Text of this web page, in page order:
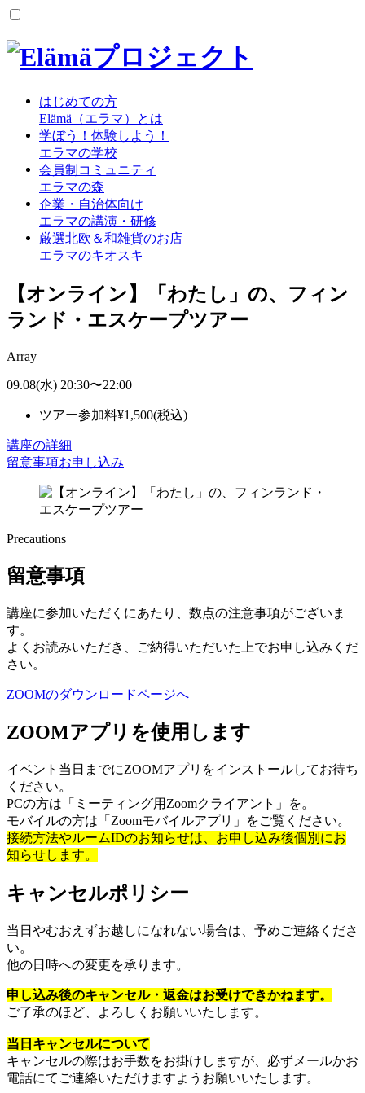
はじめての方
Elämä（エラマ）とは
学ぼう！体験しよう！
エラマの学校
会員制コミュニティ
エラマの森
企業・自治体向け
エラマの講演・研修
厳選北欧＆和雑貨のお店
エラマのキオスキ
【オンライン】「わたし」の、フィン
ランド・エスケープツアー
Array
09.08(水) 20:30〜22:00
ツアー参加料¥1,500(税込)
講座の詳細
留意事項お申し込み
Precautions
留意事項
講座に参加いただくにあたり、数点の注意事項がございま
す。
よくお読みいただき、ご納得いただいた上でお申し込みくだ
さい。
ZOOMのダウンロードページへ
ZOOMアプリを使用します
イベント当日までにZOOMアプリをインストールしてお待ち
ください。
PCの方は「ミーティング用Zoomクライアント」を。
モバイルの方は「Zoomモバイルアプリ」をご覧ください。
接続方法やルームIDのお知らせは、お申し込み後個別にお
知らせします。
キャンセルポリシー
当日やむおえずお越しになれない場合は、予めご連絡くださ
い。
他の日時への変更を承ります。
申し込み後のキャンセル・返金はお受けできかねます。
ご了承のほど、よろしくお願いいたします。
当日キャンセルについて
キャンセルの際はお手数をお掛けしますが、必ずメールかお
電話にてご連絡いただけますようお願いいたします。